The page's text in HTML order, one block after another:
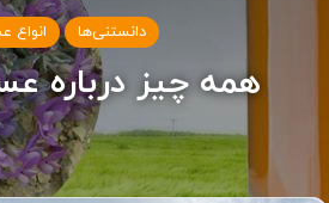
دانستنی‌ها انواع
همه چیز درباره